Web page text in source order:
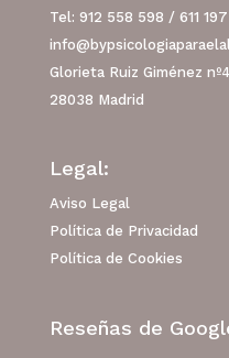
Tel: 912 558 598 / 611
Glorieta Ruiz Giménez
28038 Madrid
Legal:
Aviso Legal
Política de Privacidad
Política de Cookies
Reseñas de